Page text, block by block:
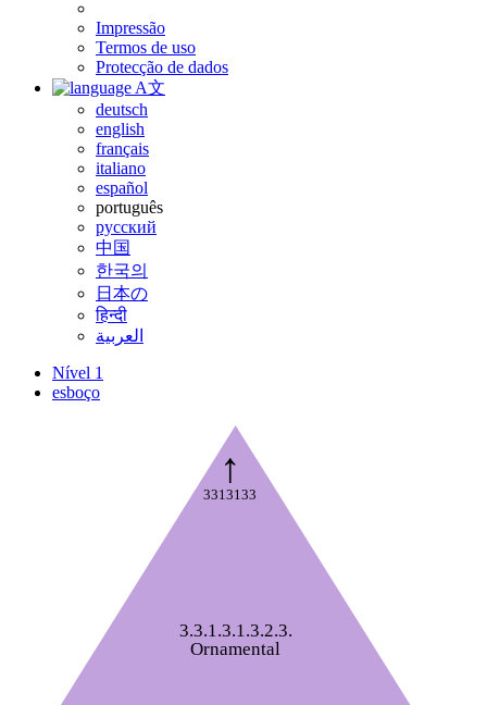
Impressão
Termos de uso
Protecção de dados
A文
deutsch
english
français
italiano
español
português
русский
中国
한국의
日本の
हिन्दी
العربية
Nível 1
esboço
3.3.1.3.1.3.2.3.
Ornamental
↑
3313133